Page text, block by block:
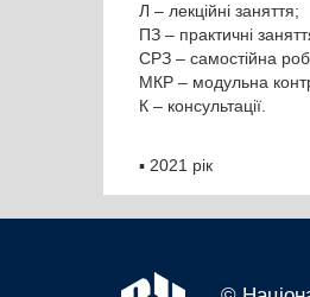
Л – лекційні заняття;
ПЗ – практичні
СРЗ – самостійна
МКР – модульна
К – консультації.
▪ 2021 рік